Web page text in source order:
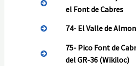
el Font de Cabres
74- El Valle de
75- Pico Font de
del GR-36 (Wikiloc)